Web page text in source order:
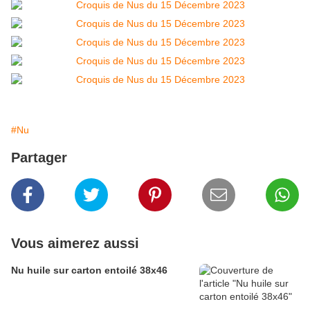
#Nu
Partager
Vous aimerez aussi
Nu huile sur carton entoilé 38x46